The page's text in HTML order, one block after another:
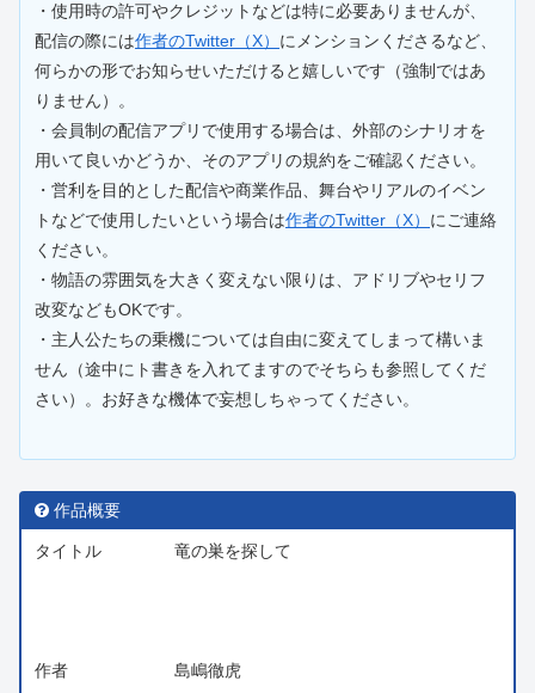
・使用時の許可やクレジットなどは特に必要ありませんが、
配信の際には作者のTwitter（X） にメンションくださるなど、
何らかの形でお知らせいただけると嬉しいです（強制ではあ
りません）。
・会員制の配信アプリで使用する場合は、外部のシナリオを
用いて良いかどうか、そのアプリの規約をご確認ください。
・営利を目的とした配信や商業作品、舞台やリアルのイベン
トなどで使用したいという場合は作者のTwitter（X） にご連絡
ください。
・物語の雰囲気を大きく変えない限りは、アドリブやセリフ
改変などもOKです。
・主人公たちの乗機については自由に変えてしまって構いま
せん（途中にト書きを入れてますのでそちらも参照してくだ
さい）。お好きな機体で妄想しちゃってください。
作品概要
タイトル 竜の巣を探して
作者 島嶋徹虎